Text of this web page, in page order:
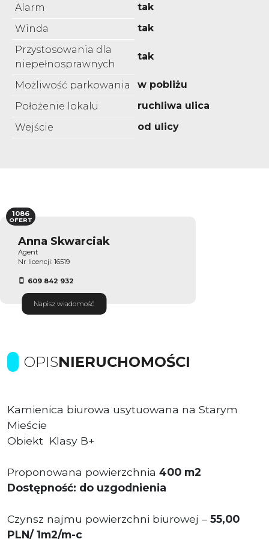
Alarm
tak
Winda
tak
Przystosowania dla
niepełnosprawnych
tak
Możliwość parkowania
w pobliżu
Położenie lokalu
ruchliwa ulica
Wejście
od ulicy
Anna Skwarciak
Agent
Nr licencji: 16519
609 842 932
Napisz wiadomość
1086
OFERT
OPISNIERUCHOMOŚCI
Kamienica biurowa usytuowana na Starym
Mieście
Obiekt Klasy B+
Proponowana powierzchnia 400 m2
Dostępność: do uzgodnienia
Czynsz najmu powierzchni biurowej – 55,00
PLN/ 1m2/m-c